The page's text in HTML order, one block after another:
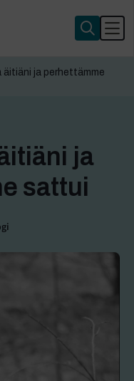
äitiäni ja perhettämme
ja
sattui